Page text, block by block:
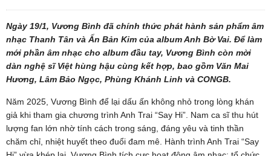
Ngày 19/1, Vương Bình đã chính thức phát hành sản phẩm âm
nhạc Thanh Tân và Ấn Bản Kim của album Anh Bờ Vai. Để làm
mới phần âm nhạc cho album đầu tay, Vương Bình còn mời
dàn nghệ sĩ Việt hùng hậu cùng kết hợp, bao gồm Văn Mai
Hương, Lâm Bảo Ngọc, Phùng Khánh Linh và CONGB.
Năm 2025, Vương Bình để lại dấu ấn không nhỏ trong lòng khán
giả khi tham gia chương trình Anh Trai “Say Hi”. Nam ca sĩ thu hút
lượng fan lớn nhờ tính cách trong sáng, đáng yêu và tinh thần
chăm chỉ, nhiệt huyết theo đuổi đam mê. Hành trình Anh Trai “Say